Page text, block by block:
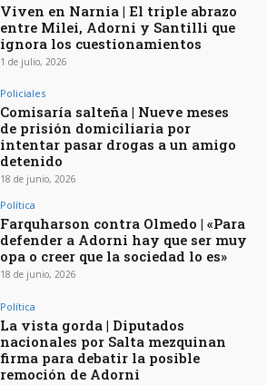
Viven en Narnia | El triple abrazo
entre Milei, Adorni y Santilli que
ignora los cuestionamientos
1 de julio, 2026
Policiales
Comisaría salteña | Nueve meses
de prisión domiciliaria por
intentar pasar drogas a un amigo
detenido
18 de junio, 2026
Política
Farquharson contra Olmedo | «Para
defender a Adorni hay que ser muy
opa o creer que la sociedad lo es»
18 de junio, 2026
Política
La vista gorda | Diputados
nacionales por Salta mezquinan
firma para debatir la posible
remoción de Adorni